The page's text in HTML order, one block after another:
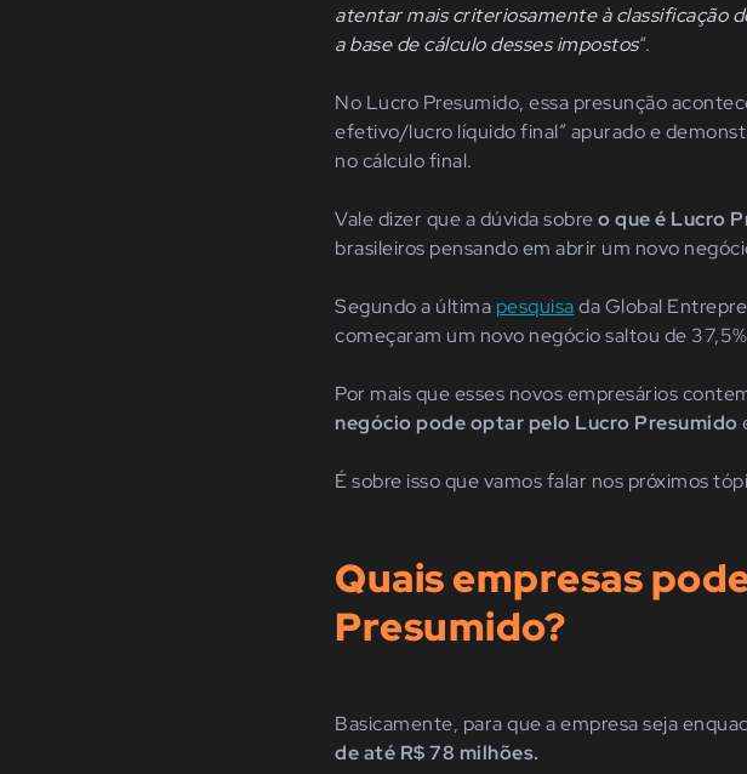
atentar mais criteriosamente à classificação
a base de cálculo desses impostos“.
No Lucro Presumido, essa presunção
efetivo/lucro líquido final” apurado e
no cálculo final.
Vale dizer que a dúvida sobreo que é Lucro
brasileiros pensando em abrir um novo
Segundo a última pesquisada Global
começaram um novo negócio saltou de
Por mais que esses novos empresários
negócio pode optar pelo Lucro Presumido
É sobre isso que vamos falar nos próximos
Quais empresas
Presumido?
Basicamente, para que a empresa seja
de até R$ 78 milhões.